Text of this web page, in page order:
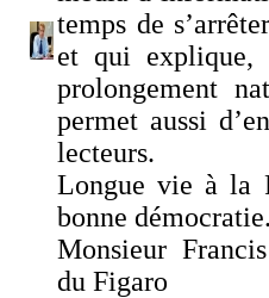
temps de
et qui explique,
prolongement
permet aussi
lecteurs.
Longue vie à la
bonne
Monsieur
du Figaro